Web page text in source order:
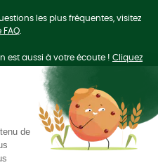
les plus fréquentes, visitez
FAQ
est aussi à votre écoute ! Cliquez
contacter.
réseaux sociaux?